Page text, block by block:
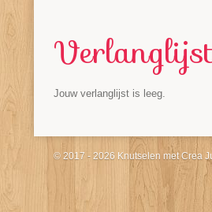
Jouw verlanglijst is leeg.
© 2017 - 2026 Knutselen met Crea